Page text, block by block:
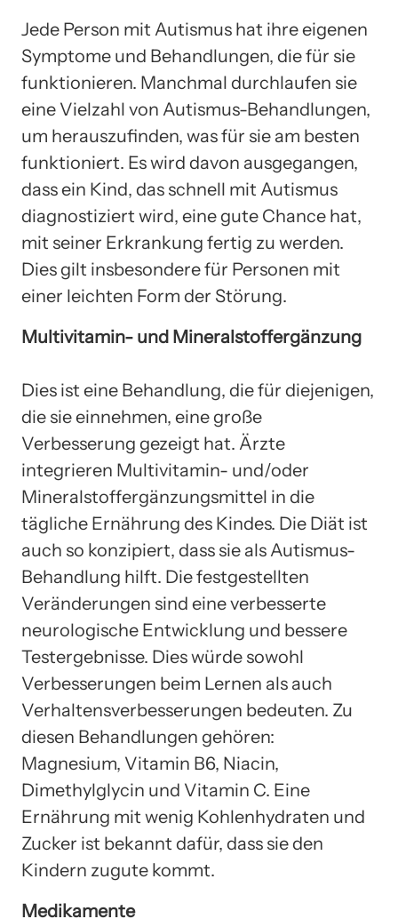
Jede Person mit Autismus hat ihre eigenen
Symptome und Behandlungen, die für sie
funktionieren. Manchmal durchlaufen sie
eine Vielzahl von Autismus-Behandlungen,
um herauszufinden, was für sie am besten
funktioniert. Es wird davon ausgegangen,
dass ein Kind, das schnell mit Autismus
diagnostiziert wird, eine gute Chance hat,
mit seiner Erkrankung fertig zu werden.
Dies gilt insbesondere für Personen mit
einer leichten Form der Störung.
Multivitamin- und Mineralstoffergänzung
Dies ist eine Behandlung, die für diejenigen,
die sie einnehmen, eine große
Verbesserung gezeigt hat. Ärzte
integrieren Multivitamin- und/oder
Mineralstoffergänzungsmittel in die
tägliche Ernährung des Kindes. Die Diät ist
auch so konzipiert, dass sie als Autismus-
Behandlung hilft. Die festgestellten
Veränderungen sind eine verbesserte
neurologische Entwicklung und bessere
Testergebnisse. Dies würde sowohl
Verbesserungen beim Lernen als auch
Verhaltensverbesserungen bedeuten. Zu
diesen Behandlungen gehören:
Magnesium, Vitamin B6, Niacin,
Dimethylglycin und Vitamin C. Eine
Ernährung mit wenig Kohlenhydraten und
Zucker ist bekannt dafür, dass sie den
Kindern zugute kommt.
Medikamente